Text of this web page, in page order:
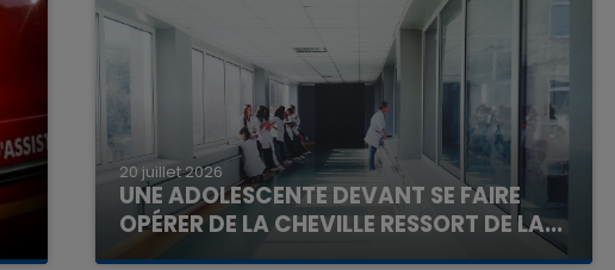
20 juillet 2026
UNE ADOLESCENTE DEVANT SE FAIRE
OPÉRER DE LA CHEVILLE RESSORT DE LA...
La famille a porté plainte contre la clinique qui a